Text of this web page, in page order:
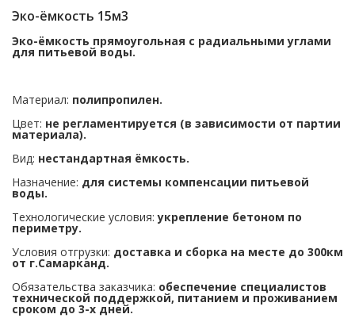
Эко-ёмкость 15м3
Эко-ёмкость прямоугольная с радиальными углами
для питьевой воды.
Материал: полипропилен.
Цвет: не регламентируется (в зависимости от партии
материала).
Вид: нестандартная ёмкость.
Назначение: для системы компенсации питьевой
воды.
Технологические условия:укрепление бетоном по
периметру.
Условия отгрузки: доставка и сборка на месте до 300км
от г.Самарканд.
Обязательства заказчика: обеспечение специалистов
технической поддержкой, питанием и проживанием
сроком до 3-х дней.